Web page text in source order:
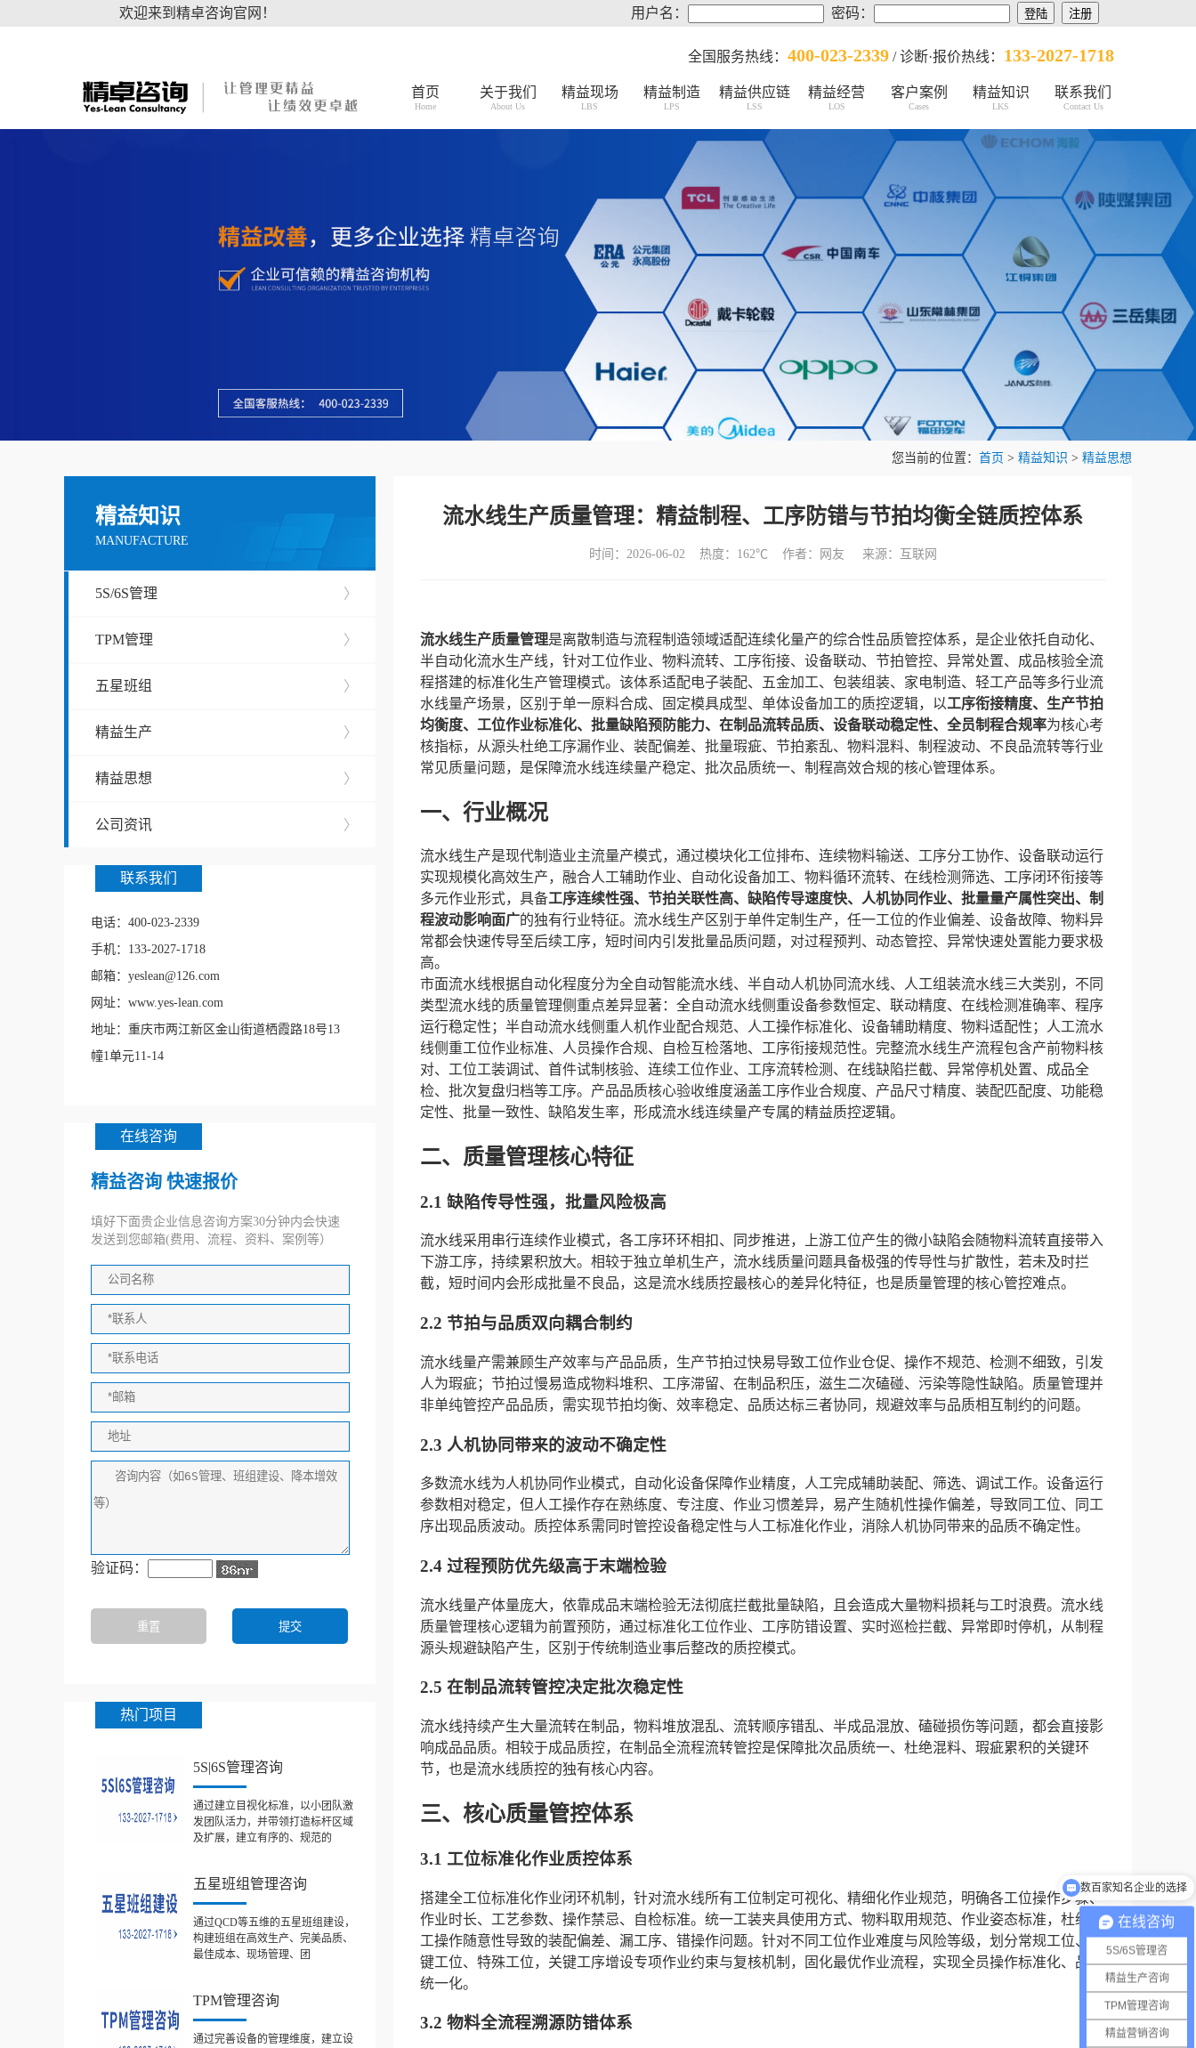
欢迎来到精卓咨询官网！ 用户名： 密码：
全国服务热线： 400-023-2339 / 诊断·报价热线： 133-2027-1718
首页
Home
关于我们
About Us
精益现场
LBS
精益制造
LPS
精益供应链
LSS
精益经营
LOS
客户案例
Cases
精益知识
LKS
联系我们
Contact Us
您当前的位置： 首页 > 精益知识 > 精益思想
精益知识
MANUFACTURE
5S/6S管理 〉
TPM管理 〉
五星班组 〉
精益生产 〉
精益思想 〉
公司资讯 〉
联系我们
电话：400-023-2339
手机：133-2027-1718
邮箱：yeslean@126.com
网址：www.yes-lean.com
地址：重庆市两江新区金山街道栖霞路18号13
幢1单元11-14
在线咨询
精益咨询 快速报价
填好下面贵企业信息咨询方案30分钟内会快速
发送到您邮箱(费用、流程、资料、案例等）
验证码：
热门项目
5S|6S管理咨询
通过建立目视化标准，以小团队激
发团队活力，并带领打造标杆区域
及扩展，建立有序的、规范的
五星班组管理咨询
通过QCD等五维的五星班组建设，
构建班组在高效生产、完美品质、
最佳成本、现场管理、团
TPM管理咨询
通过完善设备的管理维度，建立设
流水线生产质量管理：精益制程、工序防错与节拍均衡全链质控体系
时间：2026-06-02 热度： 162℃ 作者：网友 来源：互联网
流水线生产质量管理是离散制造与流程制造领域适配连续化量产的综合性品质管控体系，是企业依托自动化、
半自动化流水生产线，针对工位作业、物料流转、工序衔接、设备联动、节拍管控、异常处置、成品核验全流
程搭建的标准化生产管理模式。该体系适配电子装配、五金加工、包装组装、家电制造、轻工产品等多行业流
水线量产场景，区别于单一原料合成、固定模具成型、单体设备加工的质控逻辑，以工序衔接精度、生产节拍
均衡度、工位作业标准化、批量缺陷预防能力、在制品流转品质、设备联动稳定性、全员制程合规率为核心考
核指标，从源头杜绝工序漏作业、装配偏差、批量瑕疵、节拍紊乱、物料混料、制程波动、不良品流转等行业
常见质量问题，是保障流水线连续量产稳定、批次品质统一、制程高效合规的核心管理体系。
一、行业概况
流水线生产是现代制造业主流量产模式，通过模块化工位排布、连续物料输送、工序分工协作、设备联动运行
实现规模化高效生产，融合人工辅助作业、自动化设备加工、物料循环流转、在线检测筛选、工序闭环衔接等
多元作业形式，具备工序连续性强、节拍关联性高、缺陷传导速度快、人机协同作业、批量量产属性突出、制
程波动影响面广的独有行业特征。流水线生产区别于单件定制生产，任一工位的作业偏差、设备故障、物料异
常都会快速传导至后续工序，短时间内引发批量品质问题，对过程预判、动态管控、异常快速处置能力要求极
高。
市面流水线根据自动化程度分为全自动智能流水线、半自动人机协同流水线、人工组装流水线三大类别，不同
类型流水线的质量管理侧重点差异显著：全自动流水线侧重设备参数恒定、联动精度、在线检测准确率、程序
运行稳定性；半自动流水线侧重人机作业配合规范、人工操作标准化、设备辅助精度、物料适配性；人工流水
线侧重工位作业标准、人员操作合规、自检互检落地、工序衔接规范性。完整流水线生产流程包含产前物料核
对、工位工装调试、首件试制核验、连续工位作业、工序流转检测、在线缺陷拦截、异常停机处置、成品全
检、批次复盘归档等工序。产品品质核心验收维度涵盖工序作业合规度、产品尺寸精度、装配匹配度、功能稳
定性、批量一致性、缺陷发生率，形成流水线连续量产专属的精益质控逻辑。
二、质量管理核心特征
2.1 缺陷传导性强，批量风险极高
流水线采用串行连续作业模式，各工序环环相扣、同步推进，上游工位产生的微小缺陷会随物料流转直接带入
下游工序，持续累积放大。相较于独立单机生产，流水线质量问题具备极强的传导性与扩散性，若未及时拦
截，短时间内会形成批量不良品，这是流水线质控最核心的差异化特征，也是质量管理的核心管控难点。
2.2 节拍与品质双向耦合制约
流水线量产需兼顾生产效率与产品品质，生产节拍过快易导致工位作业仓促、操作不规范、检测不细致，引发
人为瑕疵；节拍过慢易造成物料堆积、工序滞留、在制品积压，滋生二次磕碰、污染等隐性缺陷。质量管理并
非单纯管控产品品质，需实现节拍均衡、效率稳定、品质达标三者协同，规避效率与品质相互制约的问题。
2.3 人机协同带来的波动不确定性
多数流水线为人机协同作业模式，自动化设备保障作业精度，人工完成辅助装配、筛选、调试工作。设备运行
参数相对稳定，但人工操作存在熟练度、专注度、作业习惯差异，易产生随机性操作偏差，导致同工位、同工
序出现品质波动。质控体系需同时管控设备稳定性与人工标准化作业，消除人机协同带来的品质不确定性。
2.4 过程预防优先级高于末端检验
流水线量产体量庞大，依靠成品末端检验无法彻底拦截批量缺陷，且会造成大量物料损耗与工时浪费。流水线
质量管理核心逻辑为前置预防，通过标准化工位作业、工序防错设置、实时巡检拦截、异常即时停机，从制程
源头规避缺陷产生，区别于传统制造业事后整改的质控模式。
2.5 在制品流转管控决定批次稳定性
流水线持续产生大量流转在制品，物料堆放混乱、流转顺序错乱、半成品混放、磕碰损伤等问题，都会直接影
响成品品质。相较于成品质控，在制品全流程流转管控是保障批次品质统一、杜绝混料、瑕疵累积的关键环
节，也是流水线质控的独有核心内容。
三、核心质量管控体系
3.1 工位标准化作业质控体系
搭建全工位标准化作业闭环机制，针对流水线所有工位制定可视化、精细化作业规范，明确各工位操作步骤、
作业时长、工艺参数、操作禁忌、自检标准。统一工装夹具使用方式、物料取用规范、作业姿态标准，杜绝人
工操作随意性导致的装配偏差、漏工序、错操作问题。针对不同工位作业难度与风险等级，划分常规工位、关
键工位、特殊工位，关键工序增设专项作业约束与复核机制，固化最优作业流程，实现全员操作标准化、品质
统一化。
3.2 物料全流程溯源防错体系
在线咨询
5S/6S管理咨
精益生产咨询
TPM管理咨询
精益营销咨询
免费诊断活动进行中